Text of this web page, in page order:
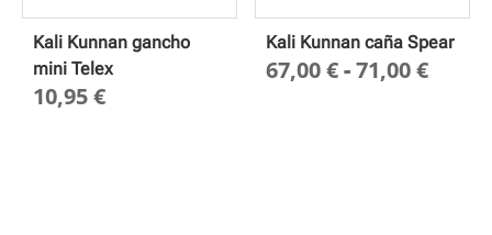
Kali Kunnan gancho
mini Telex
10,95€
Kali Kunnan caña Spear
67,00€-71,00€